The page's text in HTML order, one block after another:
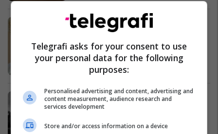
Mjekja rome që ndihmoi UÇK-në:
Ndihmuan edhe mjekët serbë!
Kosovë
Prizrenasi, kuzhinier i Titos
Kosovë
Telegrafi asks for your consent to use
your personal data for the following
purposes:
Personalised advertising and content, advertising and
content measurement, audience research and
services development
Store and/or access information on a device